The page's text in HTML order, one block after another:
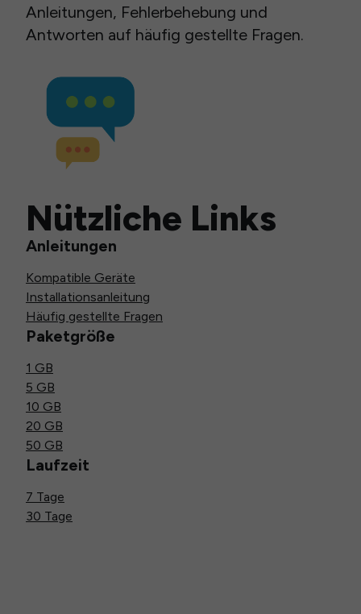
Anleitungen, Fehlerbehebung und
Antworten auf häufig gestellte Fragen.
Nützliche Links
Anleitungen
Kompatible Geräte
Installationsanleitung
Häufig gestellte Fragen
Paketgröße
1 GB
5 GB
10 GB
20 GB
50 GB
Laufzeit
7 Tage
30 Tage